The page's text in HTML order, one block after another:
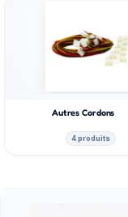
Autres Cordons
4 produits